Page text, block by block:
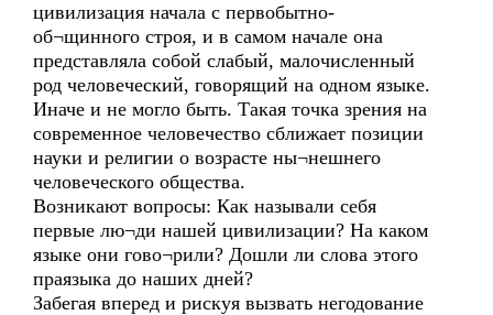
цивилизация начала с первобытно-
об¬щинного строя, и в самом начале она
представляла собой слабый, малочисленный
род человеческий, говорящий на одном языке.
Иначе и не могло быть. Такая точка зрения на
современное человечество сближает позиции
науки и религии о возрасте ны¬нешнего
человеческого общества.
Возникают вопросы: Как называли себя
первые лю¬ди нашей цивилизации? На каком
языке они гово¬рили? Дошли ли слова этого
праязыка до наших дней?
Забегая вперед и рискуя вызвать негодование